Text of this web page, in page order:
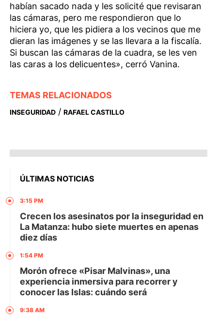
habían sacado nada y les solicité que revisaran
las cámaras, pero me respondieron que lo
hiciera yo, que les pidiera a los vecinos que me
dieran las imágenes y se las llevara a la fiscalía.
Si buscan las cámaras de la cuadra, se les ven
las caras a los delicuentes», cerró Vanina.
TEMAS RELACIONADOS
INSEGURIDAD / RAFAEL CASTILLO
ÚLTIMAS NOTICIAS
3:15 PM
Crecen los asesinatos por la inseguridad en
La Matanza: hubo siete muertes en apenas
diez días
1:54 PM
Morón ofrece «Pisar Malvinas», una
experiencia inmersiva para recorrer y
conocer las Islas: cuándo será
9:38 AM